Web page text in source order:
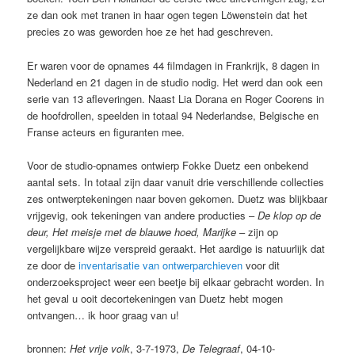
ze dan ook met tranen in haar ogen tegen Löwenstein dat het
precies zo was geworden hoe ze het had geschreven.
Er waren voor de opnames 44 filmdagen in Frankrijk, 8 dagen in
Nederland en 21 dagen in de studio nodig. Het werd dan ook een
serie van 13 afleveringen. Naast Lia Dorana en Roger Coorens in
de hoofdrollen, speelden in totaal 94 Nederlandse, Belgische en
Franse acteurs en figuranten mee.
Voor de studio-opnames ontwierp Fokke Duetz een onbekend
aantal sets. In totaal zijn daar vanuit drie verschillende collecties
zes ontwerptekeningen naar boven gekomen. Duetz was blijkbaar
vrijgevig, ook tekeningen van andere producties –De klop op de
deur, Het meisje met de blauwe hoed, Marijke – zijn op
vergelijkbare wijze verspreid geraakt. Het aardige is natuurlijk dat
ze door deinventarisatie van ontwerparchieven voor dit
onderzoeksproject weer een beetje bij elkaar gebracht worden. In
het geval u ooit decortekeningen van Duetz hebt mogen
ontvangen… ik hoor graag van u!
bronnen:Het vrije volk, 3-7-1973,De Telegraaf, 04-10-